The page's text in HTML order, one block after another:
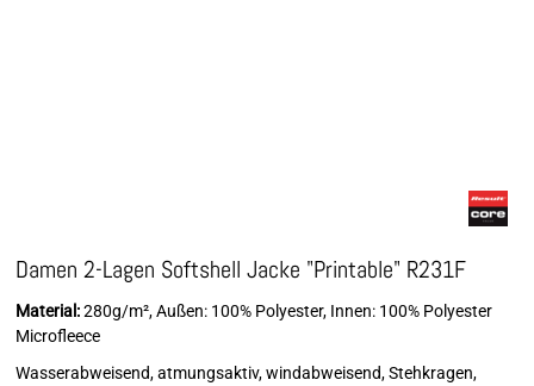
Damen 2-Lagen Softshell Jacke "Printable" R231F
Material:280g/m², Außen: 100% Polyester, Innen: 100% Polyester
Microfleece
Wasserabweisend, atmungsaktiv, windabweisend, Stehkragen,